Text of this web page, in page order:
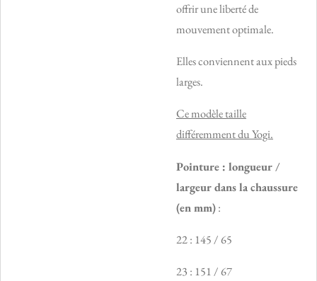
offrir une liberté de
mouvement optimale.
Elles conviennent aux pieds
larges.
Ce modèle taille
différemment du Yogi.
Pointure : longueur /
largeur dans la chaussure
(en mm):
22 : 145 / 65
23 : 151 / 67